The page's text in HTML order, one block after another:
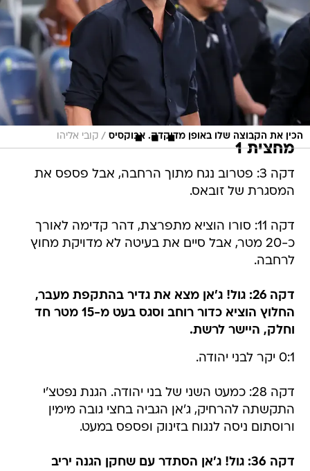
הכין את הקבוצה שלו באופן מדוקדק. אבוקסיס / קובי אליהו
מחצית 1
דקה 3: פטרוב נגח מתוך הרחבה, אבל פספס את
המסגרת של זובאס.
דקה 11: סורו הוציא מתפרצת, דהר קדימה לאורך
כ-20 מטר, אבל סיים את בעיטה לא מדויקת מחוץ
לרחבה.
דקה 26: גול! ג'אן מצא את גדיר בהתקפת מעבר,
החלוץ הוציא כדור רוחב וסגס בעט מ-15 מטר חד
וחלק, היישר לרשת.
0:1 יקר לבני יהודה.
דקה 28: כמעט השני של בני יהודה. הגנת נפטצ'י
התקשתה להרחיק, ג'אן הגביה בחצי גובה מימין
ורוסתום ניסה לנגוח בזינוק ופספס במעט.
דקה 36: גול! ג'אן הסתדר עם שחקן הגנה יריב